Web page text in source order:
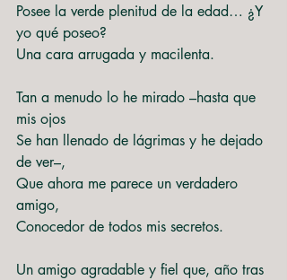
Posee la verde plenitud de la edad… ¿Y
yo qué poseo?
Una cara arrugada y macilenta.
Tan a menudo lo he mirado –hasta que
mis ojos
Se han llenado de lágrimas y he dejado
de ver–,
Que ahora me parece un verdadero
amigo,
Conocedor de todos mis secretos.
Un amigo agradable y fiel que, año tras